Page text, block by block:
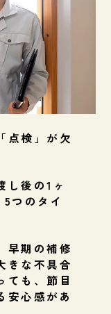
点検」が欠
し後の1ヶ
つのタイ
早期の補修
きな不具合
ても、節目
安心感があ